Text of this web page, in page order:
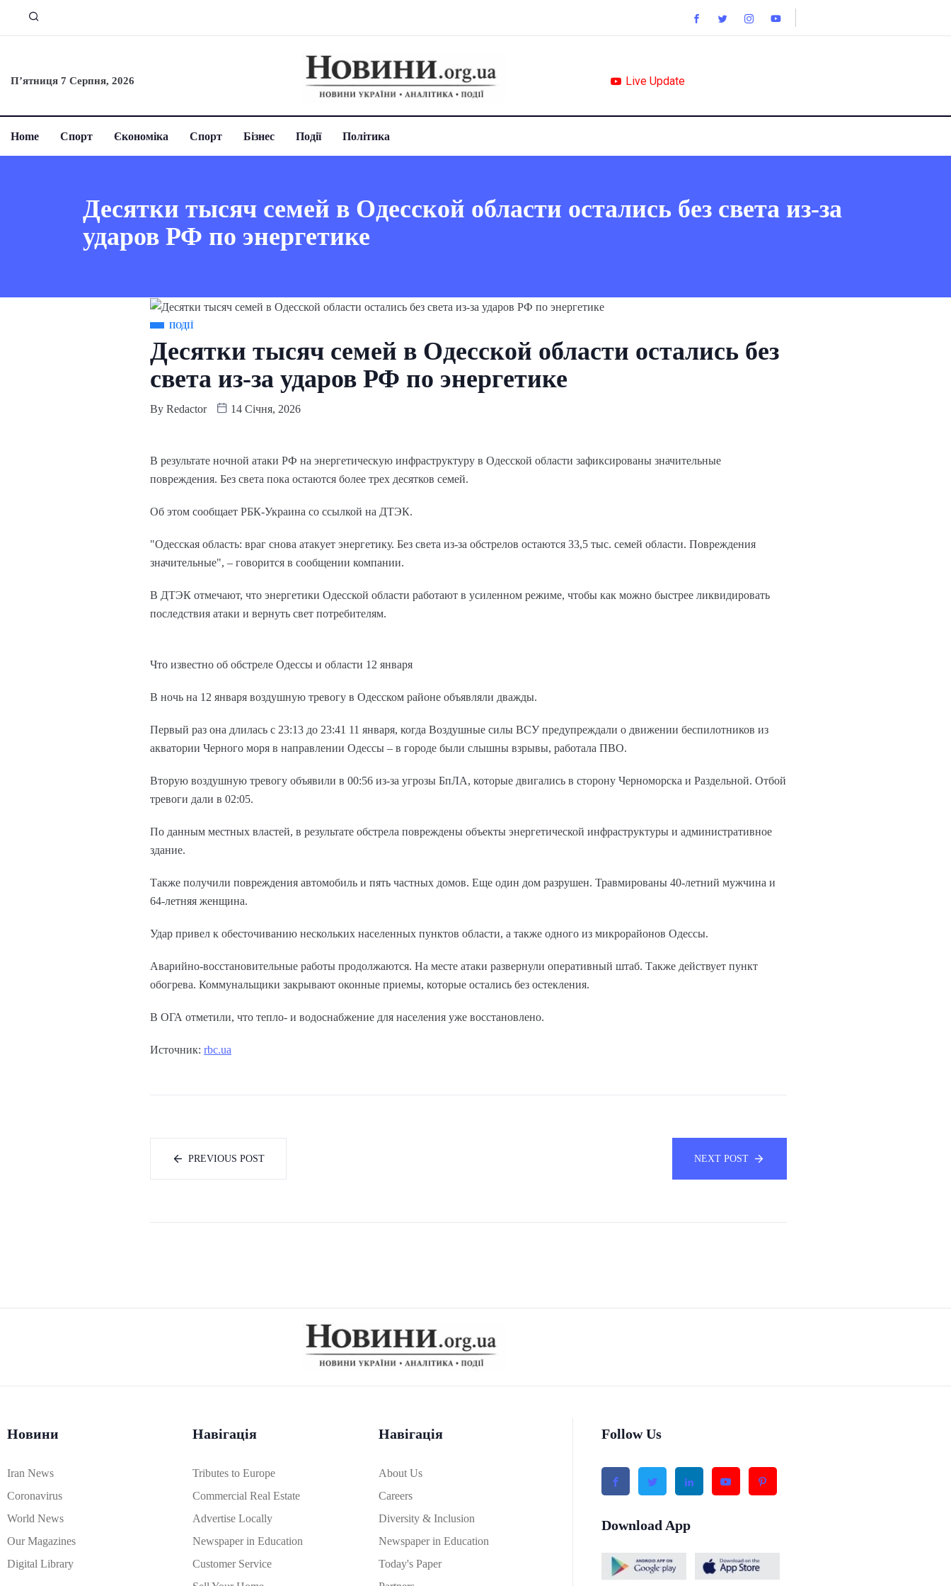
П’ятниця 7 Серпня, 2026 Live Update
Home Спорт Єкономіка Спорт Бізнес Події Політика
Десятки тысяч семей в Одесской области остались без света из-за
ударов РФ по энергетике
ПОДІЇ
Десятки тысяч семей в Одесской области остались без
света из-за ударов РФ по энергетике
By Redactor 14 Січня, 2026
В результате ночной атаки РФ на энергетическую инфраструктуру в Одесской области зафиксированы значительные
повреждения. Без света пока остаются более трех десятков семей.
Об этом сообщает РБК-Украина со ссылкой на ДТЭК.
"Одесская область: враг снова атакует энергетику. Без света из-за обстрелов остаются 33,5 тыс. семей области. Повреждения
значительные", – говорится в сообщении компании.
В ДТЭК отмечают, что энергетики Одесской области работают в усиленном режиме, чтобы как можно быстрее ликвидировать
последствия атаки и вернуть свет потребителям.
Что известно об обстреле Одессы и области 12 января
В ночь на 12 января воздушную тревогу в Одесском районе объявляли дважды.
Первый раз она длилась с 23:13 до 23:41 11 января, когда Воздушные силы ВСУ предупреждали о движении беспилотников из
акватории Черного моря в направлении Одессы – в городе были слышны взрывы, работала ПВО.
Вторую воздушную тревогу объявили в 00:56 из-за угрозы БпЛА, которые двигались в сторону Черноморска и Раздельной. Отбой
тревоги дали в 02:05.
По данным местных властей, в результате обстрела повреждены объекты энергетической инфраструктуры и административное
здание.
Также получили повреждения автомобиль и пять частных домов. Еще один дом разрушен. Травмированы 40-летний мужчина и
64-летняя женщина.
Удар привел к обесточиванию нескольких населенных пунктов области, а также одного из микрорайонов Одессы.
Аварийно-восстановительные работы продолжаются. На месте атаки развернули оперативный штаб. Также действует пункт
обогрева. Коммунальщики закрывают оконные приемы, которые остались без остекления.
В ОГА отметили, что тепло- и водоснабжение для населения уже восстановлено.
Источник: rbc.ua
PREVIOUS POST NEXT POST
Новини
Iran News
Coronavirus
World News
Our Magazines
Digital Library
Навігація
Tributes to Europe
Commercial Real Estate
Advertise Locally
Newspaper in Education
Customer Service
Навігація
About Us
Careers
Diversity & Inclusion
Newspaper in Education
Today's Paper
Follow Us
Download App